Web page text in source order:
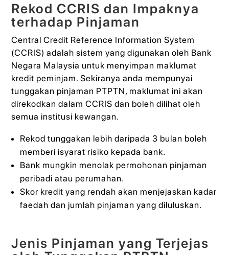
Rekod CCRIS dan Impaknya
terhadap Pinjaman
Central Credit Reference Information System
(CCRIS) adalah sistem yang digunakan oleh Bank
Negara Malaysia untuk menyimpan maklumat
kredit peminjam. Sekiranya anda mempunyai
tunggakan pinjaman PTPTN, maklumat ini akan
direkodkan dalam CCRIS dan boleh dilihat oleh
semua institusi kewangan.
Rekod tunggakan lebih daripada 3 bulan boleh
memberi isyarat risiko kepada bank.
Bank mungkin menolak permohonan pinjaman
peribadi atau perumahan.
Skor kredit yang rendah akan menjejaskan kadar
faedah dan jumlah pinjaman yang diluluskan.
Jenis Pinjaman yang Terjejas